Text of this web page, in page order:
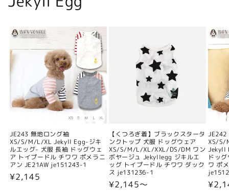
JE243 無地ロング袖
XS/S/M/L/XL Jekyll Egg-ジキ
ルエッグ- 犬服 長袖 ドッグウェ
ア トイプードル チワワ ポメラニ
アン JE21AW je151243-1
通
¥2,145
【くつろぎ着】ブラックスタータ
ンクトップ 犬服 ドッグウェア
XS/S/M/L/XL/XXL/DS/DM ワン
ボヤージュ Jekyllegg ジキルエ
ッグ トイプードル チワワ ダック
ス je131236-1
通
¥2,145〜
JE242
XS/S/
Jekyll
ドッ
ワ ポ
通